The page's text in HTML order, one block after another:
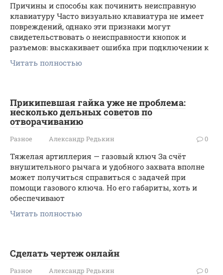
Причины и способы как починить неисправную
клавиатуру Часто визуально клавиатура не имеет
повреждений, однако эти признаки могут
свидетельствовать о неисправности кнопок и
разъемов: выскакивает ошибка при подключении к
Читать полностью
Прикипевшая гайка уже не проблема:
несколько дельных советов по
отворачиванию
Разное Александр Редькин 0
Тяжелая артиллерия — газовый ключ За счёт
внушительного рычага и удобного захвата вполне
может получиться справиться с задачей при
помощи газового ключа. Но его габариты, хоть и
обеспечивают
Читать полностью
Сделать чертеж онлайн
Разное Александр Редькин 0